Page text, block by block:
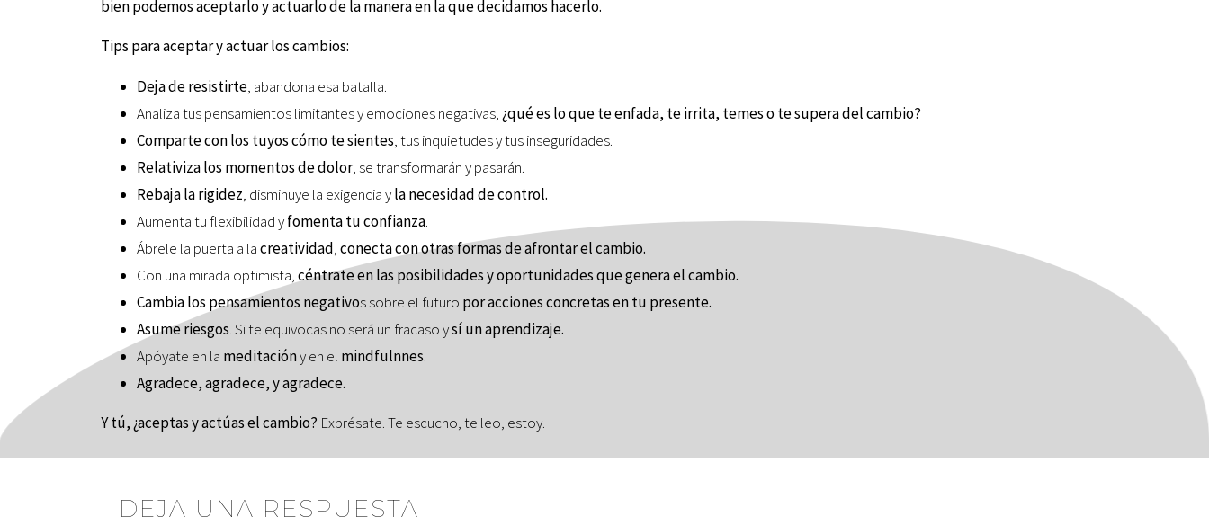
bien podemos aceptarlo y actuarlo de la manera en la que decidamos hacerlo.
Tips para aceptar y actuar los cambios:
Deja de resistirte, abandona esa batalla.
Analiza tus pensamientos limitantes y emociones negativas, ¿qué es lo que te enfada, te irrita, temes o te supera del cambio?
Comparte con los tuyos cómo te sientes, tus inquietudes y tus inseguridades.
Relativiza los momentos de dolor, se transformarán y pasarán.
Rebaja la rigidez, disminuye la exigencia yla necesidad de control.
Aumenta tu flexibilidad yfomenta tu confianza.
Ábrele la puerta a lacreatividad,conecta con otras formas de afrontar el cambio.
Con una mirada optimista,céntrate en las posibilidades y oportunidades que genera el cambio.
Cambia los pensamientos negativos sobre el futuro por acciones concretas en tu presente.
Asume riesgos. Si te equivocas no será un fracaso ysí un aprendizaje.
Apóyate en la meditacióny en el mindfulnnes.
Agradece, agradece, y agradece.
Y tú, ¿aceptas y actúas el cambio? Exprésate. Te escucho, te leo, estoy.
DEJA UNA RESPUESTA